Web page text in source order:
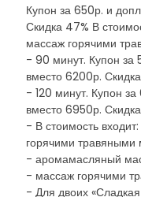
Купон за 650р. и
Скидка 47% В
массаж горячими
- 90 минут. Купон за
вместо 6200р.
- 120 минут. Купон
вместо 6950р.
- В стоимость
горячими
- аромамасляный
- массаж горячими
- Для двоих